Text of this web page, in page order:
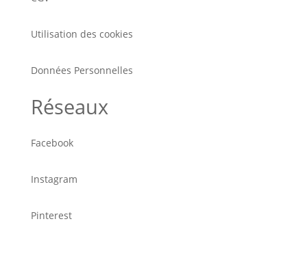
Utilisation des cookies
Données Personnelles
Réseaux
Facebook
Instagram
Pinterest